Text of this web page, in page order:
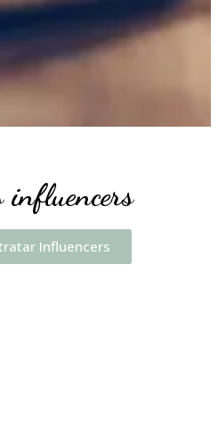
influencers
Influencers